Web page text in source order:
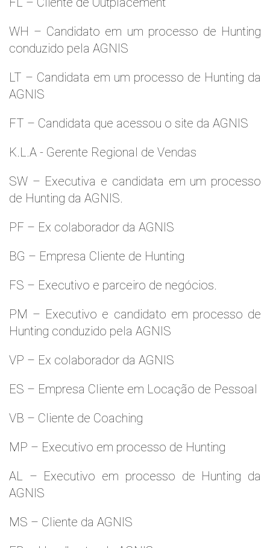
WH – Candidato em um processo de Hunting
conduzido pela AGNIS
LT – Candidata em um processo de Hunting da
AGNIS
FT – Candidata que acessou o site da AGNIS
K.L.A - Gerente Regional de Vendas
SW – Executiva e candidata em um processo
de Hunting da AGNIS.
PF – Ex colaborador da AGNIS
BG – Empresa Cliente de Hunting
FS – Executivo e parceiro de negócios.
PM – Executivo e candidato em processo de
Hunting conduzido pela AGNIS
VP – Ex colaborador da AGNIS
ES – Empresa Cliente em Locação de Pessoal
VB – Cliente de Coaching
MP – Executivo em processo de Hunting
AL – Executivo em processo de Hunting da
AGNIS
MS – Cliente da AGNIS